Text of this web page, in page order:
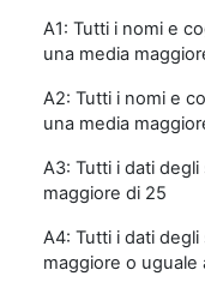
A1: Tutti i nomi e
una media
A2: Tutti i nomi e
una media
A3: Tutti i dati
maggiore di 25
A4: Tutti i dati
maggiore o uguale